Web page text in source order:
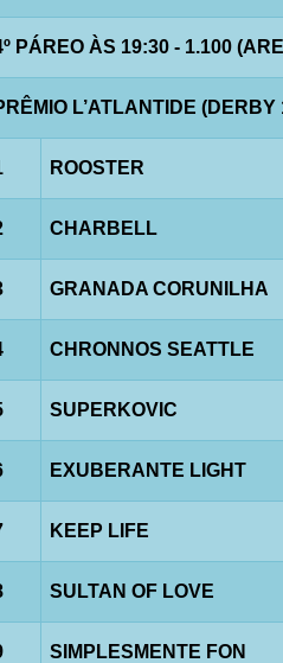
PÁREO ÀS 19:30 - 1.100
L’ATLANTIDE (DERBY
ROOSTER
CHARBELL
GRANADA CORUNILHA
CHRONNOS SEATTLE
SUPERKOVIC
EXUBERANTE LIGHT
KEEP LIFE
SULTAN OF LOVE
SIMPLESMENTE FON